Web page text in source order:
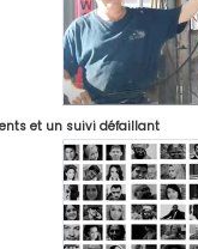
et un suivi défaillant